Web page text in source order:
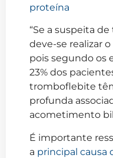
proteína
“Se a suspeita
deve-se realizar
pois segundo os
23% dos
tromboflebite
profunda
acometimento
É importante
a principal causa